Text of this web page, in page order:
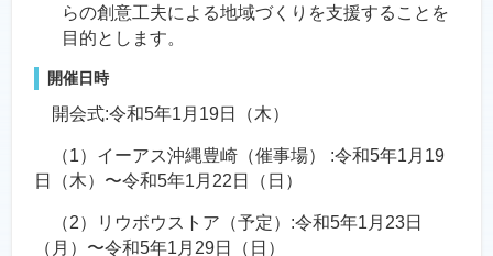
らの創意工夫による地域づくりを支援することを
目的とします。
開催日時
開会式:令和5年1月19日（木）
（1）イーアス沖縄豊崎（催事場） :令和5年1月19
日（木）〜令和5年1月22日（日）
（2）リウボウストア（予定）:令和5年1月23日
（月）〜令和5年1月29日（日）